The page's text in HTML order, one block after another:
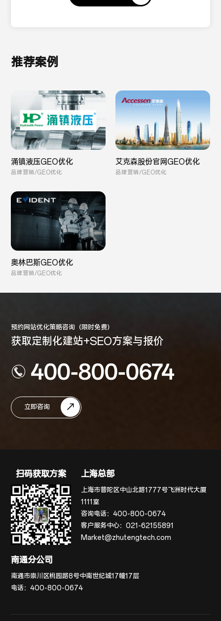
推荐案例
涌镇液压GEO优化
品牌营销/GEO优化
艾克森股份官网GEO优化
品牌营销/GEO优化
奥林巴斯GEO优化
品牌营销/GEO优化
预约网站优化策略咨询（限时免费）
获取定制化建站+SEO方案与报价
400-800-0674
立即咨询
扫码获取方案 上海总部
上海市普陀区中山北路1777号飞洲时代大厦
1111室
咨询电话：400-800-0674
客户服务中心：021-62155891
Market@zhutengtech.com
南通分公司
南通市崇川区桃园路8号中南世纪城17幢17层
电话：400-800-0674